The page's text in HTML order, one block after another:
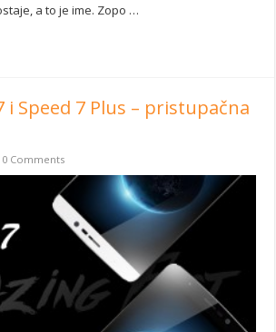
a to je ime. Zopo …
i Speed 7 Plus – pristupačna
0 Comments